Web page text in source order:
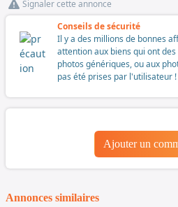
Signaler cette annonce
Conseils de sécurité
Il y a des millions de bonnes
attention aux biens qui ont
photos génériques, ou aux
pas été prises par l'utilisateur !
Ajouter un
Annonces similaires